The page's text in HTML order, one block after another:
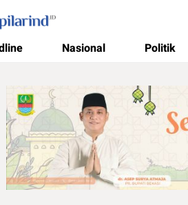
Arah Bangsa Bermula
Nasional Politik